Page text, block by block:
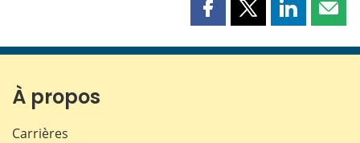
Partager
page
Partager
page
Partager
page page
À propos
Carrières